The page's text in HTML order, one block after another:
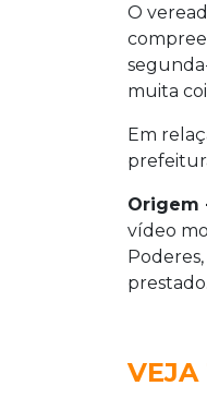
O
muita
Em
Origem
vídeo
prestado.
VEJA